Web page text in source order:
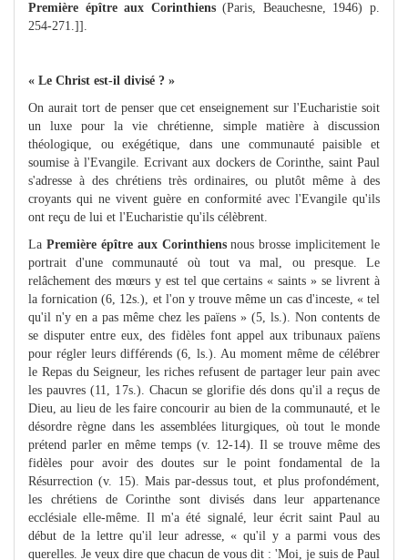
Première épître aux Corinthiens(Paris, Beauchesne, 1946) p.
254-271.]].
« Le Christ est-il divisé ? »
On aurait tort de penser que cet enseignement sur l'Eucharistie soit
un luxe pour la vie chrétienne, simple matière à discussion
théologique, ou exégétique, dans une communauté paisible et
soumise à l'Evangile. Ecrivant aux dockers de Corinthe, saint Paul
s'adresse à des chrétiens très ordinaires, ou plutôt même à des
croyants qui ne vivent guère en conformité avec l'Evangile qu'ils
ont reçu de lui et l'Eucharistie qu'ils célèbrent.
La Première épître aux Corinthiensnous brosse implicitement le
portrait d'une communauté où tout va mal, ou presque. Le
relâchement des mœurs y est tel que certains « saints » se livrent à
la fornication (6, 12s.), et l'on y trouve même un cas d'inceste, « tel
qu'il n'y en a pas même chez les païens » (5, ls.). Non contents de
se disputer entre eux, des fidèles font appel aux tribunaux païens
pour régler leurs différends (6, ls.). Au moment même de célébrer
le Repas du Seigneur, les riches refusent de partager leur pain avec
les pauvres (11, 17s.). Chacun se glorifie dés dons qu'il a reçus de
Dieu, au lieu de les faire concourir au bien de la communauté, et le
désordre règne dans les assemblées liturgiques, où tout le monde
prétend parler en même temps (v. 12-14). Il se trouve même des
fidèles pour avoir des doutes sur le point fondamental de la
Résurrection (v. 15). Mais par-dessus tout, et plus profondément,
les chrétiens de Corinthe sont divisés dans leur appartenance
ecclésiale elle-même. Il m'a été signalé, leur écrit saint Paul au
début de la lettre qu'il leur adresse, « qu'il y a parmi vous des
querelles. Je veux dire que chacun de vous dit : 'Moi, je suis de Paul